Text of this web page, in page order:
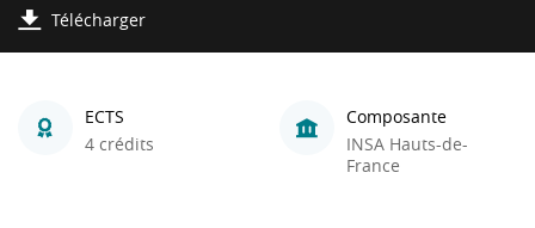
Télécharger
ECTS
4 crédits
Composante
INSA Hauts-de-
France